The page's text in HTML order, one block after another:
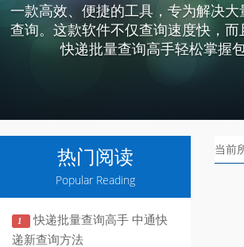
一款高效、便捷的工具，专为解决
查询。这款软件不仅查询速度快，
快递批量查询高手轻松掌握
热门阅读
Popular Reading
1
快递批量查询高手 中通快
递新查询方法
当前